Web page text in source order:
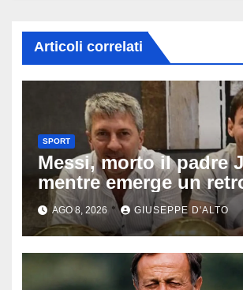
Articoli correlati
SPORT
Messi, morto il padre
mentre emerge un
choc: le minacce di
fuoriclasse durante i
AGO 8, 2026 GIUSEPPE D'ALTO